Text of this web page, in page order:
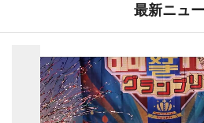
最新ニュ